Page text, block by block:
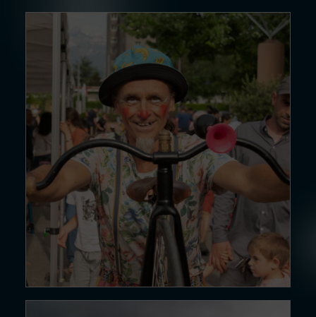
15 DÉC. 24
Magie,…
Lire la suite